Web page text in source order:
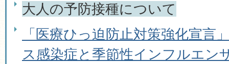
大人の予防接種について
「医療ひっ迫防止対策強化宣言
ス感染症と季節性インフルエン